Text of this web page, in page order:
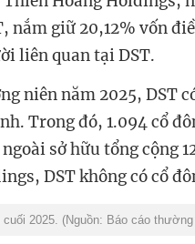
nắm giữ 20,12% vốn
liên quan tại DST.
niên năm 2025, DST
Trong đó, 1.094 cổ
sở hữu tổng cộng
DST không có cổ
2025. (Nguồn: Báo cáo